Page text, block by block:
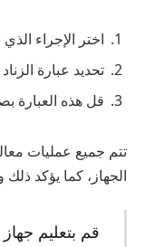
اختر الإجراء
تحديد عبارة
قل هذه العبارة
تتم جميع عمليات
الجهاز، كما يؤكد